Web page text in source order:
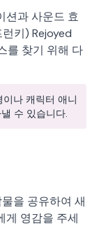
션과 사운드 효
키) Rejoyed
를 찾기 위해 다
나 캐릭터 애니
수 있습니다.
을 공유하여 새
게 영감을 주세